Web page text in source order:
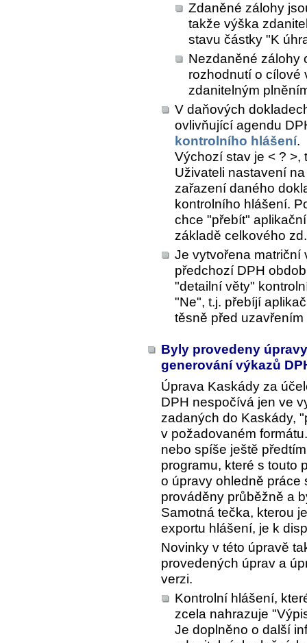
Zdaněné zálohy
takže výška
stavu částky "K
Nezdaněné zálohy
rozhodnutí o cílové
zdanitelným
V daňových
ovlivňující agendu
kontrolního hlášení.
Výchozí stav je < ? >,
Uživateli nastavení
zařazení daného
kontrolního hlášení.
chce "přebít"
základě celkového
Je vytvořena matriční
předchozí DPH
"detailní věty"
"Ne", t.j. přebíjí
těsně před
Byly provedeny
generování výkazů
Úprava Kaskády za
DPH nespočívá jen ve
zadaných do Kaskády,
v požadovaném
nebo spíše ještě
programu, které s touto
o úpravy ohledně práce
prováděny průběžně a
Samotná tečka, kterou
exportu hlášení, je k
Novinky v této úpravě
provedených úprav a
verzi.
Kontrolní hlášení,
zcela nahrazuje
Je doplněno o další